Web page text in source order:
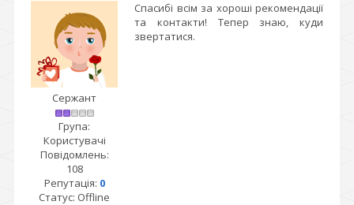
Сержант
Група:
Користувачі
Повідомлень:
108
Репутація: 0
Статус: Offline
Спасибі всім за хороші рекомендації
та контакти! Тепер знаю, куди
звертатися.